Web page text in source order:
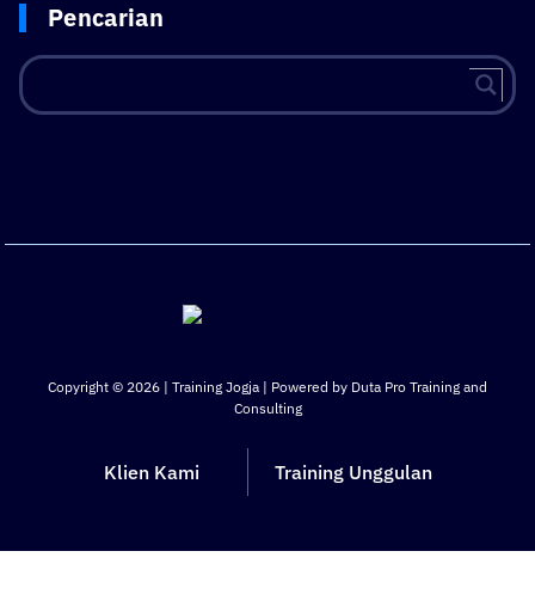
Pencarian
Copyright © 2026 | Training Jogja | Powered by Duta Pro Training and
Consulting
Klien Kami Training Unggulan